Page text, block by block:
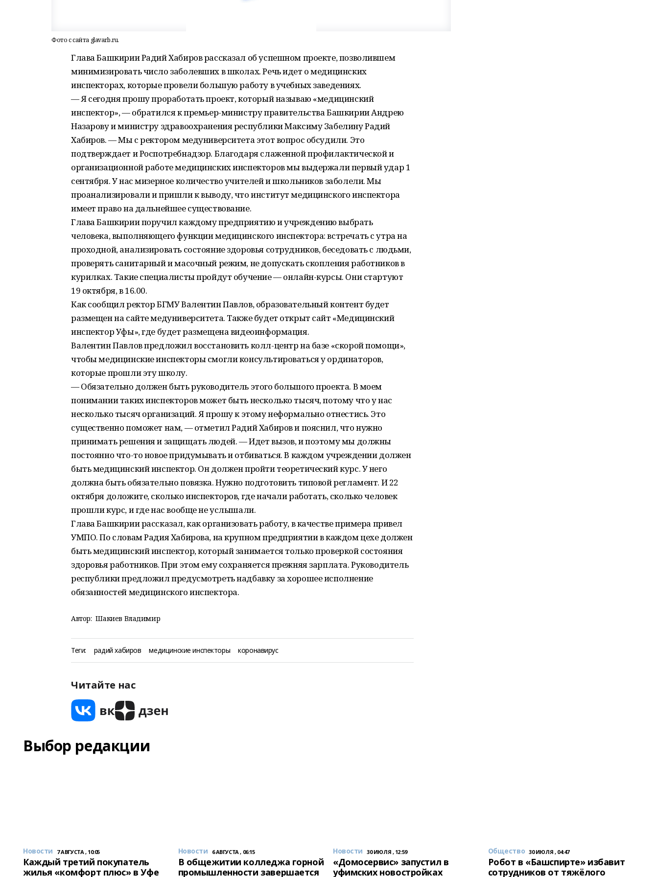
Фото с сайта glavarb.ru.
Глава Башкирии Радий Хабиров рассказал об успешном проекте, позволившем
минимизировать число заболевших в школах. Речь идет о медицинских
инспекторах, которые провели большую работу в учебных заведениях.
— Я сегодня прошу проработать проект, который называю «медицинский
инспектор», — обратился к премьер-министру правительства Башкирии Андрею
Назарову и министру здравоохранения республики Максиму Забелину Радий
Хабиров. — Мы с ректором медуниверситета этот вопрос обсудили. Это
подтверждает и Роспотребнадзор. Благодаря слаженной профилактической и
организационной работе медицинских инспекторов мы выдержали первый удар 1
сентября. У нас мизерное количество учителей и школьников заболели. Мы
проанализировали и пришли к выводу, что институт медицинского инспектора
имеет право на дальнейшее существование.
Глава Башкирии поручил каждому предприятию и учреждению выбрать
человека, выполняющего функции медицинского инспектора: встречать с утра на
проходной, анализировать состояние здоровья сотрудников, беседовать с людьми,
проверять санитарный и масочный режим, не допускать скопления работников в
курилках. Такие специалисты пройдут обучение — онлайн-курсы. Они стартуют
19 октября, в 16.00.
Как сообщил ректор БГМУ Валентин Павлов, образовательный контент будет
размещен на сайте медуниверситета. Также будет открыт сайт «Медицинский
инспектор Уфы», где будет размещена видеоинформация.
Валентин Павлов предложил восстановить колл-центр на базе «скорой помощи»,
чтобы медицинские инспекторы смогли консультироваться у ординаторов,
которые прошли эту школу.
— Обязательно должен быть руководитель этого большого проекта. В моем
понимании таких инспекторов может быть несколько тысяч, потому что у нас
несколько тысяч организаций. Я прошу к этому неформально отнестись. Это
существенно поможет нам, — отметил Радий Хабиров и пояснил, что нужно
принимать решения и защищать людей. — Идет вызов, и поэтому мы должны
постоянно что-то новое придумывать и отбиваться. В каждом учреждении должен
быть медицинский инспектор. Он должен пройти теоретический курс. У него
должна быть обязательно повязка. Нужно подготовить типовой регламент. И 22
октября доложите, сколько инспекторов, где начали работать, сколько человек
прошли курс, и где нас вообще не услышали.
Глава Башкирии рассказал, как организовать работу, в качестве примера привел
УМПО. По словам Радия Хабирова, на крупном предприятии в каждом цехе должен
быть медицинский инспектор, который занимается только проверкой состояния
здоровья работников. При этом ему сохраняется прежняя зарплата. Руководитель
республики предложил предусмотреть надбавку за хорошее исполнение
обязанностей медицинского инспектора.
Автор: Шакиев Владимир
Теги: радий хабиров медицинские инспекторы коронавирус
Читайте нас
Выбор редакции
Новости 7 АВГУСТА , 10:05
Каждый третий покупатель
жилья «комфорт плюс» в Уфе
Новости 6 АВГУСТА , 06:15
В общежитии колледжа горной
промышленности завершается
Новости 30 ИЮЛЯ , 12:59
«Домосервис» запустил в
уфимских новостройках
Общество 30 ИЮЛЯ , 04:47
Робот в «Башспирте» избавит
сотрудников от тяжёлого